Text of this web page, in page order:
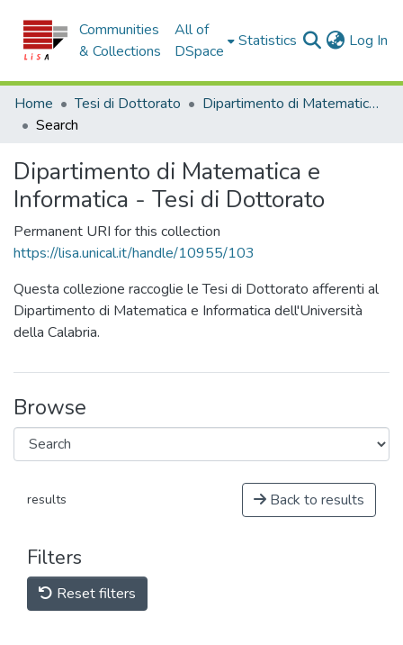
Communities
& Collections
All of
DSpace
Statistics Log In
Home Tesi di Dottorato
Dipartimento di Matematica e Informatica - Tesi di Dottorato
Search
Dipartimento di Matematica e
Informatica - Tesi di Dottorato
Permanent URI for this collection
https://lisa.unical.it/handle/10955/103
Questa collezione raccoglie le Tesi di Dottorato afferenti al
Dipartimento di Matematica e Informatica dell'Università
della Calabria.
Browse
results Back to results
Filters
Reset filters